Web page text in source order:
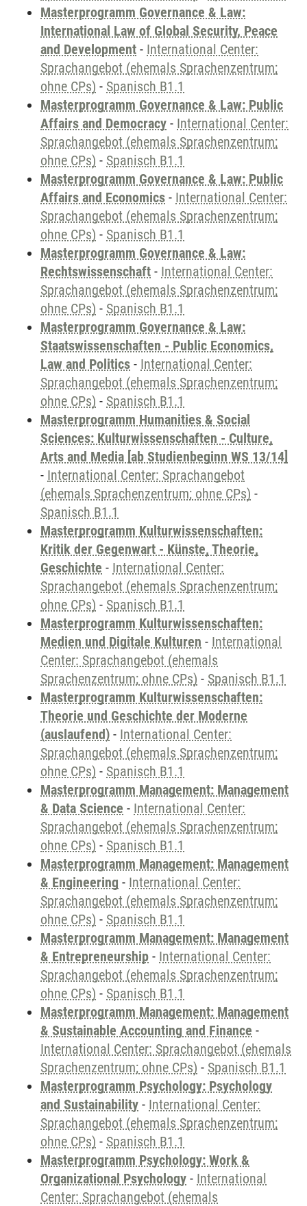
Masterprogramm Governance & Law:
International Law of Global Security, Peace
and Development - International Center:
Sprachangebot (ehemals Sprachenzentrum;
ohne CPs) - Spanisch B1.1
Masterprogramm Governance & Law: Public
Affairs and Democracy - International Center:
Sprachangebot (ehemals Sprachenzentrum;
ohne CPs) - Spanisch B1.1
Masterprogramm Governance & Law: Public
Affairs and Economics - International Center:
Sprachangebot (ehemals Sprachenzentrum;
ohne CPs) - Spanisch B1.1
Masterprogramm Governance & Law:
Rechtswissenschaft - International Center:
Sprachangebot (ehemals Sprachenzentrum;
ohne CPs) - Spanisch B1.1
Masterprogramm Governance & Law:
Staatswissenschaften - Public Economics,
Law and Politics - International Center:
Sprachangebot (ehemals Sprachenzentrum;
ohne CPs) - Spanisch B1.1
Masterprogramm Humanities & Social
Sciences: Kulturwissenschaften - Culture,
Arts and Media [ab Studienbeginn WS 13/14]
- International Center: Sprachangebot
(ehemals Sprachenzentrum; ohne CPs) -
Spanisch B1.1
Masterprogramm Kulturwissenschaften:
Kritik der Gegenwart - Künste, Theorie,
Geschichte - International Center:
Sprachangebot (ehemals Sprachenzentrum;
ohne CPs) - Spanisch B1.1
Masterprogramm Kulturwissenschaften:
Medien und Digitale Kulturen - International
Center: Sprachangebot (ehemals
Sprachenzentrum; ohne CPs) - Spanisch B1.1
Masterprogramm Kulturwissenschaften:
Theorie und Geschichte der Moderne
(auslaufend) - International Center:
Sprachangebot (ehemals Sprachenzentrum;
ohne CPs) - Spanisch B1.1
Masterprogramm Management: Management
& Data Science - International Center:
Sprachangebot (ehemals Sprachenzentrum;
ohne CPs) - Spanisch B1.1
Masterprogramm Management: Management
& Engineering - International Center:
Sprachangebot (ehemals Sprachenzentrum;
ohne CPs) - Spanisch B1.1
Masterprogramm Management: Management
& Entrepreneurship - International Center:
Sprachangebot (ehemals Sprachenzentrum;
ohne CPs) - Spanisch B1.1
Masterprogramm Management: Management
& Sustainable Accounting and Finance -
International Center: Sprachangebot (ehemals
Sprachenzentrum; ohne CPs) - Spanisch B1.1
Masterprogramm Psychology: Psychology
and Sustainability - International Center:
Sprachangebot (ehemals Sprachenzentrum;
ohne CPs) - Spanisch B1.1
Masterprogramm Psychology: Work &
Organizational Psychology - International
Center: Sprachangebot (ehemals